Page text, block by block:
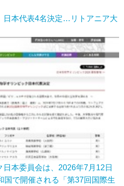
日本代表4名決定…リトアニア大
本委員会は、2026年7月12日
国で開催される「第37回国際生